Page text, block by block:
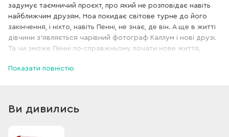
задумує таємничий проєкт, про який не розповідає навіть
найближчим друзям. Ноа покидає світове турне до його
закінчення, і ніхто, навіть Пенні, не знає, де він. А ще в житті
дівчини з’являється чарівний фотограф Каллум і нові друзі.
Та чи зможе Пенні по-справжньому почати нове життя,
Ноа? Читайте у третій частині.
Показати повністю
Ви дивились